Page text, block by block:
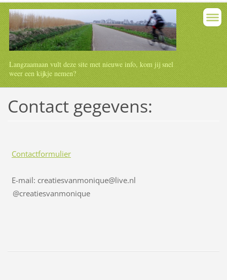
Langzaamaan vult deze site met nieuwe info, kom jij snel
weer een kijkje nemen?
Contact gegevens:
Contactformulier
E-mail: creatiesvanmonique@live.nl
@creatiesvanmonique